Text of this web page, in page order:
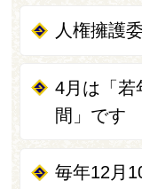
人権擁護
4月は「若
間」です
毎年12月